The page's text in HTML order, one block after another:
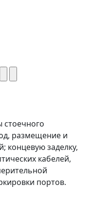
стоечного
размещение и
концевую заделку,
кабелей,
портов.